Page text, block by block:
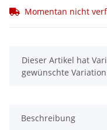
Momentan nicht
x
Dieser Artikel hat
gewünschte
Beschreibung